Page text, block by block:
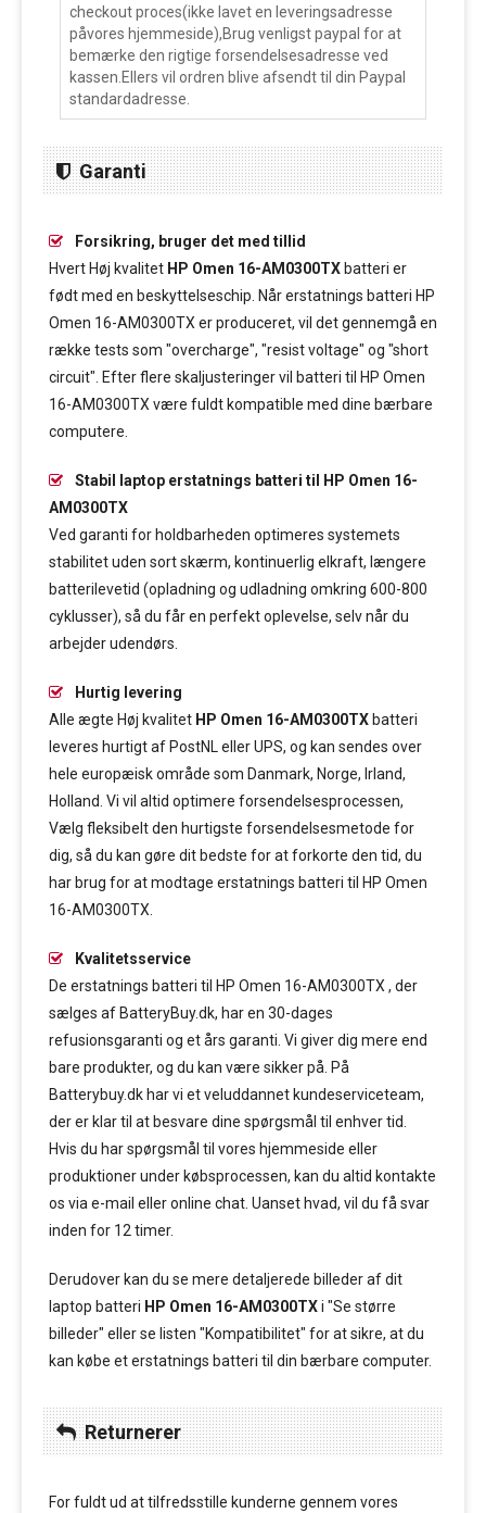
checkout proces(ikke lavet en leveringsadresse
påvores hjemmeside),Brug venligst paypal for at
bemærke den rigtige forsendelsesadresse ved
kassen.Ellers vil ordren blive afsendt til din Paypal
standardadresse.
Garanti
Forsikring, bruger det med tillid
Hvert Høj kvalitet HP Omen 16-AM0300TX batteri er
født med en beskyttelseschip. Når erstatnings batteri HP
Omen 16-AM0300TX er produceret, vil det gennemgå en
række tests som "overcharge", "resist voltage" og "short
circuit". Efter flere skaljusteringer vil batteri til HP Omen
16-AM0300TX være fuldt kompatible med dine bærbare
computere.
Stabil laptop erstatnings batteri til HP Omen 16-
AM0300TX
Ved garanti for holdbarheden optimeres systemets
stabilitet uden sort skærm, kontinuerlig elkraft, længere
batterilevetid (opladning og udladning omkring 600-800
cyklusser), så du får en perfekt oplevelse, selv når du
arbejder udendørs.
Hurtig levering
Alle ægte Høj kvalitet HP Omen 16-AM0300TX batteri
leveres hurtigt af PostNL eller UPS, og kan sendes over
hele europæisk område som Danmark, Norge, Irland,
Holland. Vi vil altid optimere forsendelsesprocessen,
Vælg fleksibelt den hurtigste forsendelsesmetode for
dig, så du kan gøre dit bedste for at forkorte den tid, du
har brug for at modtage erstatnings batteri til HP Omen
16-AM0300TX.
Kvalitetsservice
De erstatnings batteri til HP Omen 16-AM0300TX , der
sælges af BatteryBuy.dk, har en 30-dages
refusionsgaranti og et års garanti. Vi giver dig mere end
bare produkter, og du kan være sikker på. På
Batterybuy.dk har vi et veluddannet kundeserviceteam,
der er klar til at besvare dine spørgsmål til enhver tid.
Hvis du har spørgsmål til vores hjemmeside eller
produktioner under købsprocessen, kan du altid kontakte
os via e-mail eller online chat. Uanset hvad, vil du få svar
inden for 12 timer.
Derudover kan du se mere detaljerede billeder af dit
laptop batteri HP Omen 16-AM0300TXi "Se større
billeder" eller se listen "Kompatibilitet" for at sikre, at du
kan købe et erstatnings batteri til din bærbare computer.
Returnerer
For fuldt ud at tilfredsstille kunderne gennem vores